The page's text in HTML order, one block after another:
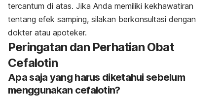
tercantum di atas. Jika Anda memiliki kekhawatiran
tentang efek samping, silakan berkonsultasi dengan
dokter atau apoteker.
Peringatan dan Perhatian Obat
Cefalotin
Apa saja yang harus diketahui sebelum
menggunakan cefalotin?